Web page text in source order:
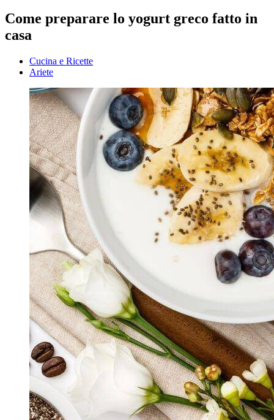
Come preparare lo yogurt greco fatto in
casa
Cucina e Ricette
Ariete